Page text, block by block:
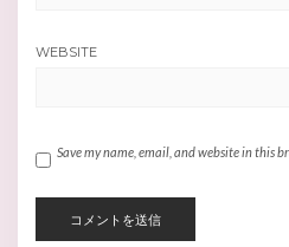
WEBSITE
Save my name, email, and website in this